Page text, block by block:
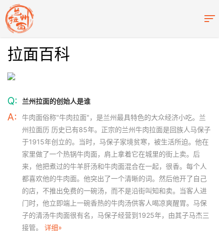
拉面百科
Q: 兰州拉面的创始人是谁
A:
牛肉面俗称"牛肉拉面"，是兰州最具特色的大众经济小吃。兰
州拉面历 历史已有85年。正宗的兰州牛肉拉面是回族人马保子
于1915年创立的。当时，马保子家境贫寒，被生活所迫。他在
家里做了一个热锅牛肉面，肩上拿着它在城里的街上卖。后
来，他把煮过的牛羊肝汤和牛肉面混合在一起，很香。每个人
都喜欢他的牛肉面。他突出了一个清晰的词。然后他开了自己
的店，不推出免费的一碗汤，而不是沿街叫知和卖。当客人进
门时，他立即端上一碗香热的牛肉汤供客人喝凉爽醒胃。马保
子的清汤牛肉面很有名，马保子经营到1925年，由其子马杰三
接管。 详细»